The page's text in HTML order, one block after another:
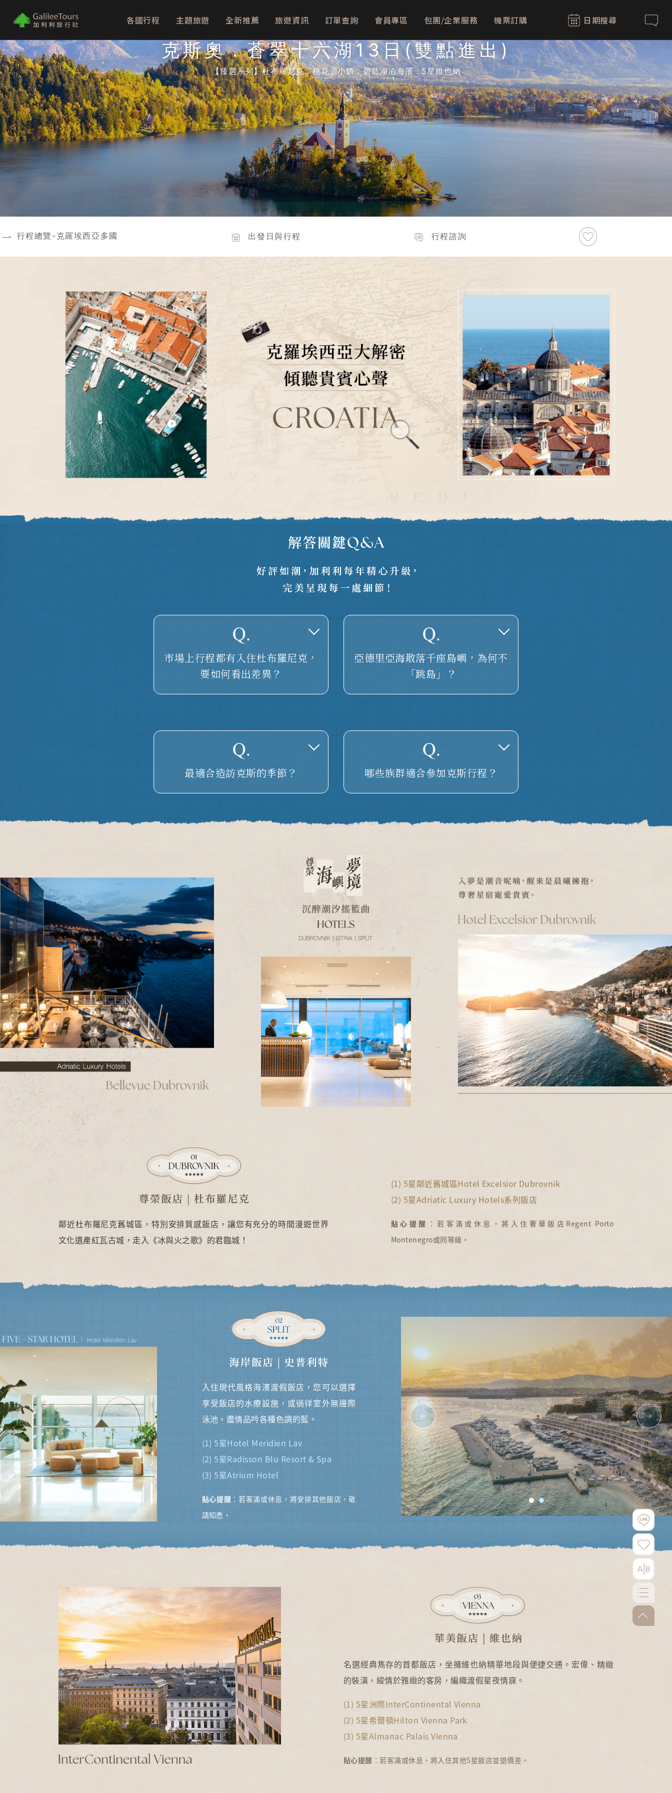
logo 各國行程 主題旅遊 全新推薦 旅遊資訊 訂單查詢 會員專區 包團/企業服務 機票訂購 日期搜尋
聯絡我
克斯奧．蒼翠十六湖13日(雙點進出)
【臻選系列】杜布羅尼克．桃花源小鎮．碧藍湖泊海濱．5星維也納
行程總覽-克羅埃西亞多國 出發日與行程 行程諮詢 加入最愛
市場上行程都有入住杜布羅尼克，
要如何看出差異？
亞德里亞海散落千座島嶼，為何不
「跳島」？
最適合造訪克斯的季節？ 哪些族群適合參加克斯行程？
鄰近杜布羅尼克舊城區，特別安排質感飯店，讓您有充分的時間漫遊世界
文化遺產紅瓦古城，走入《冰與火之歌》的君臨城！
(1) 5星鄰近舊城區Hotel Excelsior Dubrovnik
(2) 5星Adriatic Luxury Hotels系列飯店
貼心提醒 ：若客滿或休息，將入住奢華飯店Regent Porto
Montenegro或同等級。
入住現代風格海濱渡假飯店，您可以選擇
享受飯店的水療設施，或徜徉室外無邊際
泳池，盡情品吟各種色調的藍。
(1) 5星Hotel Meridien Lav
(2) 5星Radisson Blu Resort & Spa
(3) 5星Atrium Hotel
貼心提醒 ：若客滿或休息，將安排其他飯店，敬
請知悉。
Previous Next
名選經典雋存的首都飯店，坐擁維也納精華地段與便捷交通。宏偉、精緻
的裝潢，縱情於雅緻的客房，編織渡假星夜情寐。
(1) 5星洲際InterContinental Vienna
(2) 5星希爾頓Hilton Vienna Park
(3) 5星Almanac Palais Vienna
貼心提醒 ：若客滿或休息，將入住其他5星飯店並退價差。
go-to-